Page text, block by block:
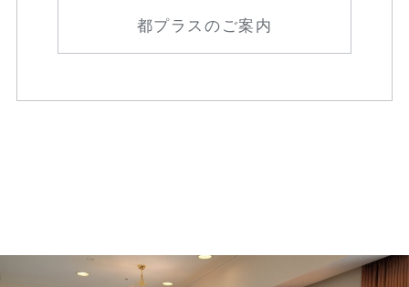
都プラスのご案内